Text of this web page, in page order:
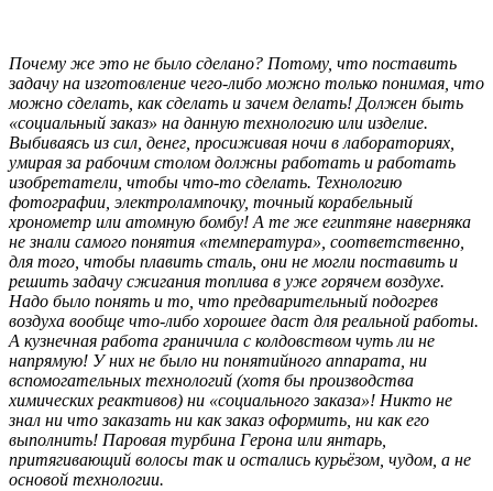
Почему же это не было сделано? Потому, что поставить
задачу на изготовление чего-либо можно только понимая, что
можно сделать, как сделать и зачем делать! Должен быть
«социальный заказ» на данную технологию или изделие.
Выбиваясь из сил, денег, просиживая ночи в лабораториях,
умирая за рабочим столом должны работать и работать
изобретатели, чтобы что-то сделать. Технологию
фотографии, электролампочку, точный корабельный
хронометр или атомную бомбу! А те же египтяне наверняка
не знали самого понятия «температура», соответственно,
для того, чтобы плавить сталь, они не могли поставить и
решить задачу сжигания топлива в уже горячем воздухе.
Надо было понять и то, что предварительный подогрев
воздуха вообще что-либо хорошее даст для реальной работы.
А кузнечная работа граничила с колдовством чуть ли не
напрямую! У них не было ни понятийного аппарата, ни
вспомогательных технологий (хотя бы производства
химических реактивов) ни «социального заказа»! Никто не
знал ни что заказать ни как заказ оформить, ни как его
выполнить! Паровая турбина Герона или янтарь,
притягивающий волосы так и остались курьёзом, чудом, а не
основой технологии.